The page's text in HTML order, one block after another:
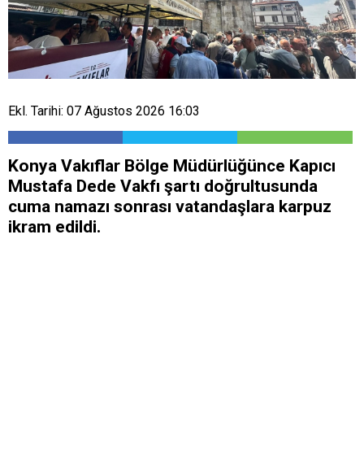
Ekl. Tarihi: 07 Ağustos 2026 16:03
Konya Vakıflar Bölge Müdürlüğünce Kapıcı
Mustafa Dede Vakfı şartı doğrultusunda
cuma namazı sonrası vatandaşlara karpuz
ikram edildi.